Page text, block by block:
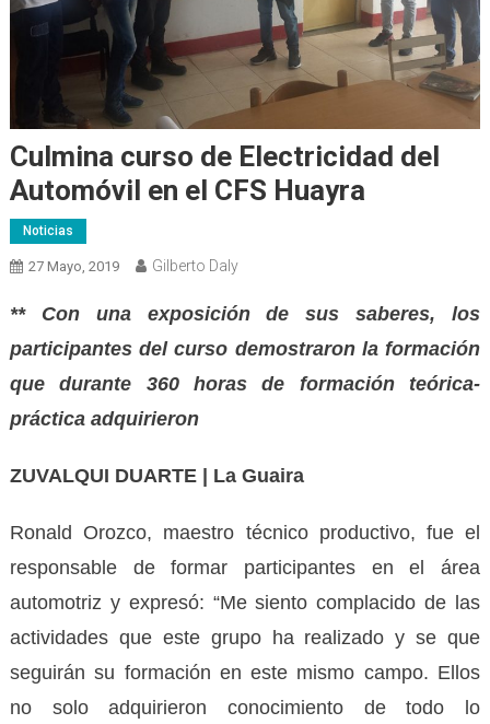
Culmina curso de Electricidad del
Automóvil en el CFS Huayra
Noticias
27 Mayo, 2019 Gilberto Daly
** Con una exposición de sus saberes, los
participantes del curso demostraron la formación
que durante 360 horas de formación teórica-
práctica adquirieron
ZUVALQUI DUARTE | La Guaira
Ronald Orozco, maestro técnico productivo, fue el
responsable de formar participantes en el área
automotriz y expresó: “Me siento complacido de las
actividades que este grupo ha realizado y se que
seguirán su formación en este mismo campo. Ellos
no solo adquirieron conocimiento de todo lo